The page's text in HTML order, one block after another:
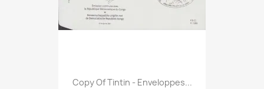
Copy Of Tintin - Enveloppes...